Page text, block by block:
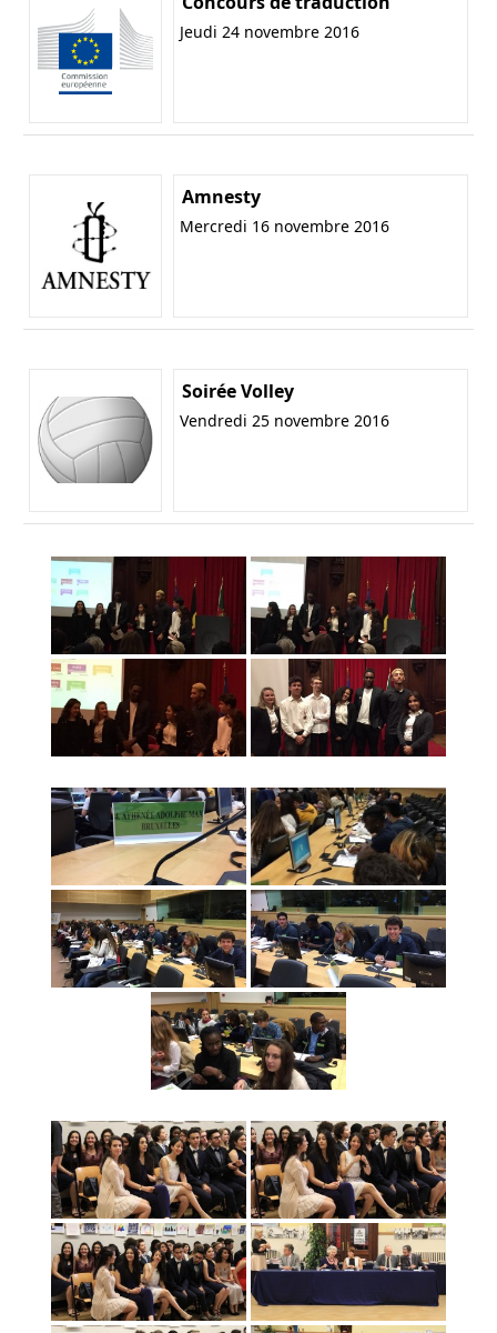
Jeudi 24 novembre 2016
Amnesty
Mercredi 16 novembre 2016
Soirée Volley
Vendredi 25 novembre 2016